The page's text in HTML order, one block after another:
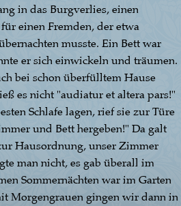
in das Burgverlies, einen
einen Fremden, der etwa
musste. Ein Bett war
er sich einwickeln und träumen.
bei schon überfülltem Hause
es nicht "audiatur et altera pars!"
Schlafe lagen, rief sie zur Türe
und Bett hergeben!" Da galt
Hausordnung, unser Zimmer
man nicht, es gab überall im
Sommernächten war im Garten
Morgengrauen gingen wir dann in